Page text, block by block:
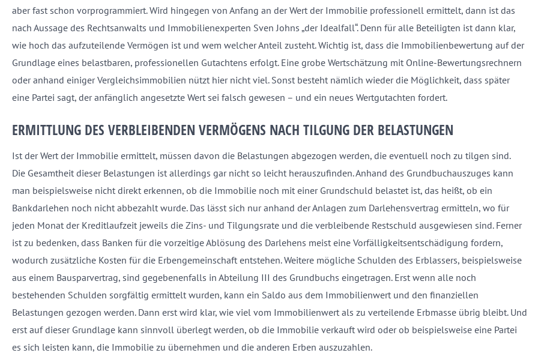
aber fast schon vorprogrammiert. Wird hingegen von Anfang an der Wert der Immobilie professionell ermittelt, dann ist das
nach Aussage des Rechtsanwalts und Immobilienexperten Sven Johns „der Idealfall“. Denn für alle Beteiligten ist dann klar,
wie hoch das aufzuteilende Vermögen ist und wem welcher Anteil zusteht. Wichtig ist, dass die Immobilienbewertung auf der
Grundlage eines belastbaren, professionellen Gutachtens erfolgt. Eine grobe Wertschätzung mit Online-Bewertungsrechnern
oder anhand einiger Vergleichsimmobilien nützt hier nicht viel. Sonst besteht nämlich wieder die Möglichkeit, dass später
eine Partei sagt, der anfänglich angesetzte Wert sei falsch gewesen – und ein neues Wertgutachten fordert.
ERMITTLUNG DES VERBLEIBENDEN VERMÖGENS NACH TILGUNG DER BELASTUNGEN
Ist der Wert der Immobilie ermittelt, müssen davon die Belastungen abgezogen werden, die eventuell noch zu tilgen sind.
Die Gesamtheit dieser Belastungen ist allerdings gar nicht so leicht herauszufinden. Anhand des Grundbuchauszuges kann
man beispielsweise nicht direkt erkennen, ob die Immobilie noch mit einer Grundschuld belastet ist, das heißt, ob ein
Bankdarlehen noch nicht abbezahlt wurde. Das lässt sich nur anhand der Anlagen zum Darlehensvertrag ermitteln, wo für
jeden Monat der Kreditlaufzeit jeweils die Zins- und Tilgungsrate und die verbleibende Restschuld ausgewiesen sind. Ferner
ist zu bedenken, dass Banken für die vorzeitige Ablösung des Darlehens meist eine Vorfälligkeitsentschädigung fordern,
wodurch zusätzliche Kosten für die Erbengemeinschaft entstehen. Weitere mögliche Schulden des Erblassers, beispielsweise
aus einem Bausparvertrag, sind gegebenenfalls in Abteilung III des Grundbuchs eingetragen. Erst wenn alle noch
bestehenden Schulden sorgfältig ermittelt wurden, kann ein Saldo aus dem Immobilienwert und den finanziellen
Belastungen gezogen werden. Dann erst wird klar, wie viel vom Immobilienwert als zu verteilende Erbmasse übrig bleibt. Und
erst auf dieser Grundlage kann sinnvoll überlegt werden, ob die Immobilie verkauft wird oder ob beispielsweise eine Partei
es sich leisten kann, die Immobilie zu übernehmen und die anderen Erben auszuzahlen.